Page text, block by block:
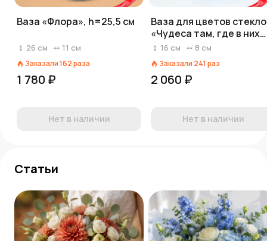
Ваза «Флора», h=25,5 см
26 см 11 см
Заказали162раза
1 780 ₽
Нет в наличии
Ваза для цветов стекло
«Чудеса там, где в них
верят», синяя, высота
16 см 8 см
Заказали 241 раз
2 060 ₽
Нет в наличии
Статьи